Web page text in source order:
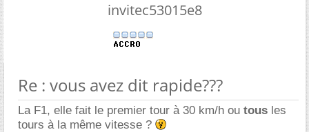
invitec53015e8
Re : vous avez dit rapide???
La F1, elle fait le premier tour à 30 km/h ou tous les
tours à la même vitesse ?